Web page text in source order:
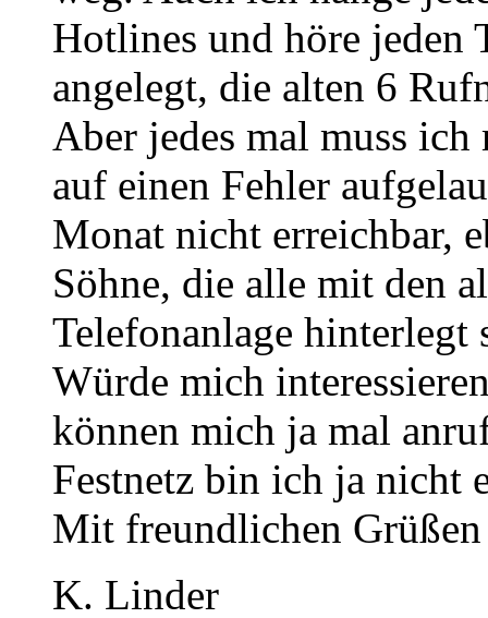
Hotlines und höre jeden
angelegt, die alten 6
Aber jedes mal muss
auf einen Fehler
Monat nicht erreichbar,
Söhne, die alle mit den
Telefonanlage hinterlegt
Würde mich
können mich ja mal
Festnetz bin ich ja nicht
Mit freundlichen Grüßen
K. Linder